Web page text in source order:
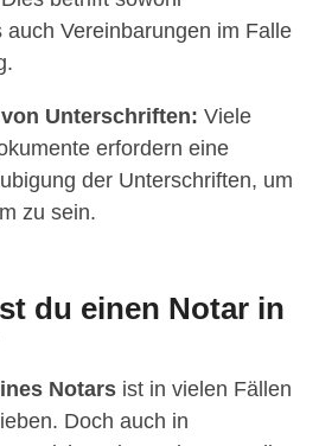
auch Vereinbarungen im Falle
Unterschriften: Viele
erfordern eine
der Unterschriften, um
zu sein.
du einen Notar in
Notars ist in vielen Fällen
Doch auch in